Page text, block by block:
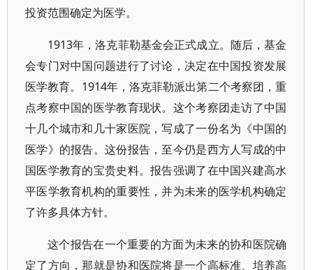
投资范围确定为医学。
1913年，洛克菲勒基金会正式成立。随后，基金
会专门对中国问题进行了讨论，决定在中国投资发展
医学教育。1914年，洛克菲勒派出第二个考察团，重
点考察中国的医学教育现状。这个考察团走访了中国
十几个城市和几十家医院，写成了一份名为《中国的
医学》的报告。这份报告，至今仍是西方人写成的中
国医学教育的宝贵史料。报告强调了在中国兴建高水
平医学教育机构的重要性，并为未来的医学机构确定
了许多具体方针。
这个报告在一个重要的方面为未来的协和医院确
定了方向，那就是协和医院将是一个高标准、培养高